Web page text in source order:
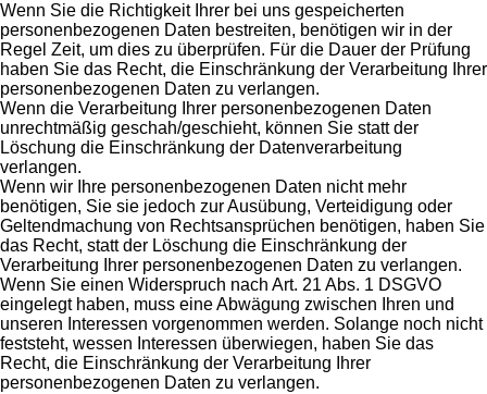
Wenn Sie die Richtigkeit Ihrer bei uns gespeicherten
personenbezogenen Daten bestreiten, benötigen wir in der
Regel Zeit, um dies zu überprüfen. Für die Dauer der Prüfung
haben Sie das Recht, die Einschränkung der Verarbeitung Ihrer
personenbezogenen Daten zu verlangen.
Wenn die Verarbeitung Ihrer personenbezogenen Daten
unrechtmäßig geschah/geschieht, können Sie statt der
Löschung die Einschränkung der Datenverarbeitung
verlangen.
Wenn wir Ihre personenbezogenen Daten nicht mehr
benötigen, Sie sie jedoch zur Ausübung, Verteidigung oder
Geltendmachung von Rechtsansprüchen benötigen, haben Sie
das Recht, statt der Löschung die Einschränkung der
Verarbeitung Ihrer personenbezogenen Daten zu verlangen.
Wenn Sie einen Widerspruch nach Art. 21 Abs. 1 DSGVO
eingelegt haben, muss eine Abwägung zwischen Ihren und
unseren Interessen vorgenommen werden. Solange noch nicht
feststeht, wessen Interessen überwiegen, haben Sie das
Recht, die Einschränkung der Verarbeitung Ihrer
personenbezogenen Daten zu verlangen.